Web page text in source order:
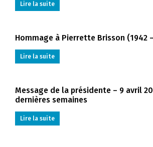
Lire la suite
Hommage à Pierrette Brisson (1942
Lire la suite
Message de la présidente – 9 avril
dernières semaines
Lire la suite